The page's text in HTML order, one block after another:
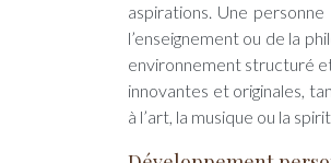
aspirations. Une
l’enseignement ou de la
environnement structuré
innovantes et originales,
à l’art, la musique ou la